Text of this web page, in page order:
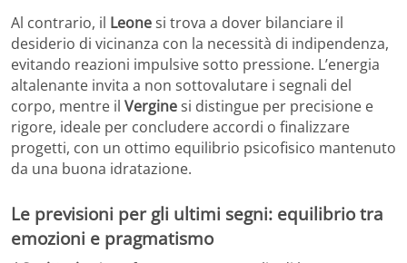
Al contrario, il Leonesi trova a dover bilanciare il
desiderio di vicinanza con la necessità di indipendenza,
evitando reazioni impulsive sotto pressione. L’energia
altalenante invita a non sottovalutare i segnali del
corpo, mentre il Verginesi distingue per precisione e
rigore, ideale per concludere accordi o finalizzare
progetti, con un ottimo equilibrio psicofisico mantenuto
da una buona idratazione.
Le previsioni per gli ultimi segni: equilibrio tra
emozioni e pragmatismo